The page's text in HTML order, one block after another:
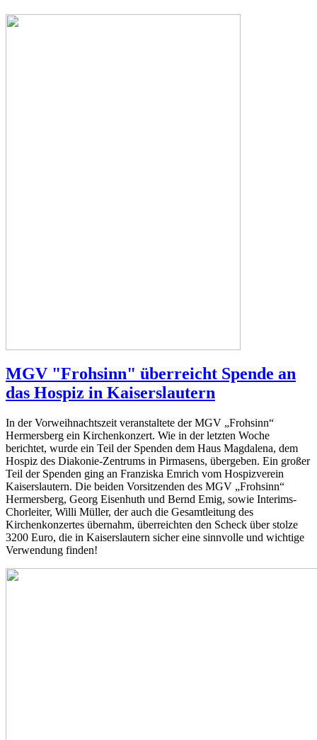
MGV "Frohsinn" überreicht Spende an
das Hospiz in Kaiserslautern
In der Vorweihnachtszeit veranstaltete der MGV „Frohsinn“
Hermersberg ein Kirchenkonzert. Wie in der letzten Woche
berichtet, wurde ein Teil der Spenden dem Haus Magdalena, dem
Hospiz des Diakonie-Zentrums in Pirmasens, übergeben. Ein großer
Teil der Spenden ging an Franziska Emrich vom Hospizverein
Kaiserslautern. Die beiden Vorsitzenden des MGV „Frohsinn“
Hermersberg, Georg Eisenhuth und Bernd Emig, sowie Interims-
Chorleiter, Willi Müller, der auch die Gesamtleitung des
Kirchenkonzertes übernahm, überreichten den Scheck über stolze
3200 Euro, die in Kaiserslautern sicher eine sinnvolle und wichtige
Verwendung finden!